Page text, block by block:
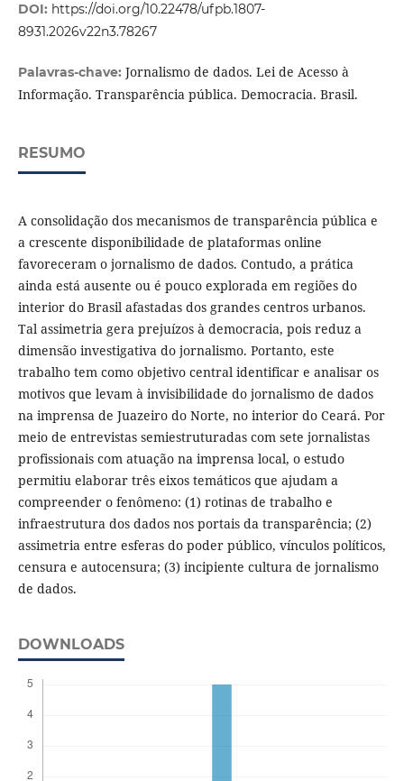
DOI: https://doi.org/10.22478/ufpb.1807-
8931.2026v22n3.78267
Palavras-chave: Jornalismo de dados. Lei de Acesso à
Informação. Transparência pública. Democracia. Brasil.
RESUMO
A consolidação dos mecanismos de transparência pública e
a crescente disponibilidade de plataformas online
favoreceram o jornalismo de dados. Contudo, a prática
ainda está ausente ou é pouco explorada em regiões do
interior do Brasil afastadas dos grandes centros urbanos.
Tal assimetria gera prejuízos à democracia, pois reduz a
dimensão investigativa do jornalismo. Portanto, este
trabalho tem como objetivo central identificar e analisar os
motivos que levam à invisibilidade do jornalismo de dados
na imprensa de Juazeiro do Norte, no interior do Ceará. Por
meio de entrevistas semiestruturadas com sete jornalistas
profissionais com atuação na imprensa local, o estudo
permitiu elaborar três eixos temáticos que ajudam a
compreender o fenômeno: (1) rotinas de trabalho e
infraestrutura dos dados nos portais da transparência; (2)
assimetria entre esferas do poder público, vínculos políticos,
censura e autocensura; (3) incipiente cultura de jornalismo
de dados.
DOWNLOADS